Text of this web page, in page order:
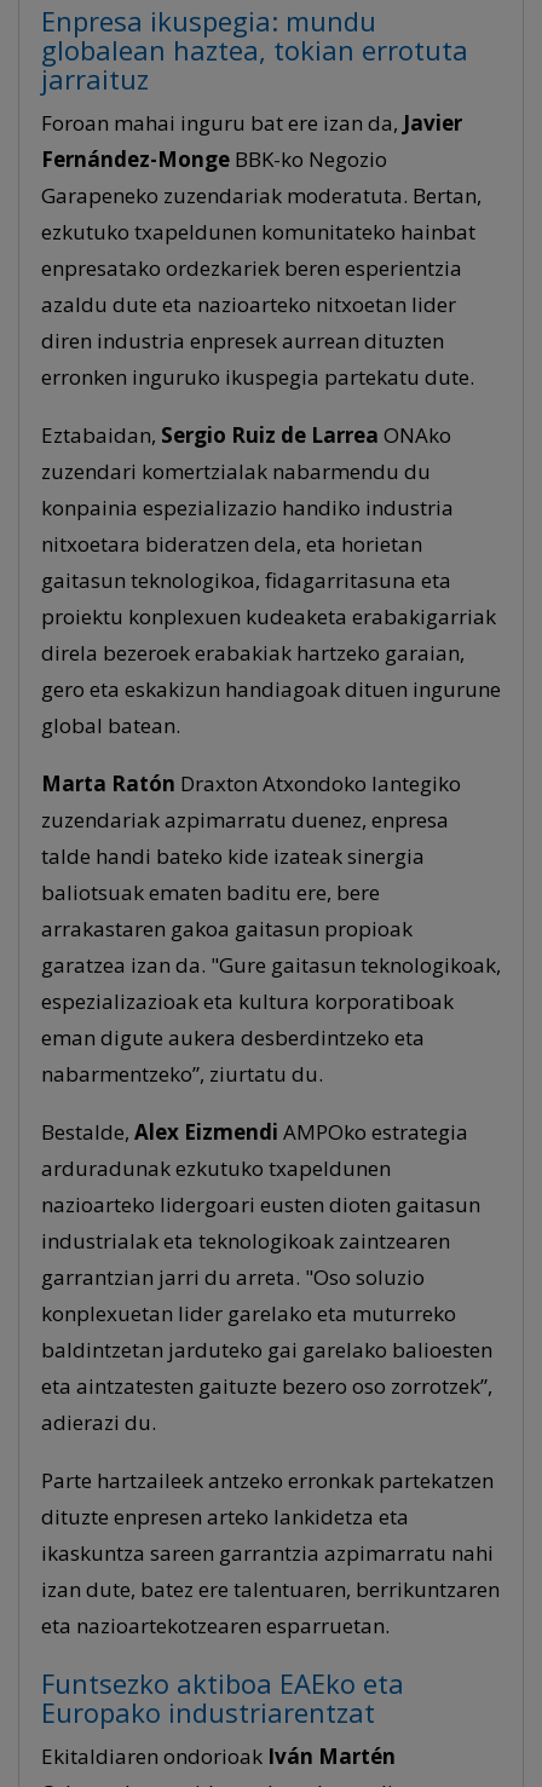
Enpresa ikuspegia: mundu
globalean haztea, tokian errotuta
jarraituz
Foroan mahai inguru bat ere izan da, Javier
Fernández-Monge BBK-ko Negozio
Garapeneko zuzendariak moderatuta. Bertan,
ezkutuko txapeldunen komunitateko hainbat
enpresatako ordezkariek beren esperientzia
azaldu dute eta nazioarteko nitxoetan lider
diren industria enpresek aurrean dituzten
erronken inguruko ikuspegia partekatu dute.
Eztabaidan, Sergio Ruiz de Larrea ONAko
zuzendari komertzialak nabarmendu du
konpainia espezializazio handiko industria
nitxoetara bideratzen dela, eta horietan
gaitasun teknologikoa, fidagarritasuna eta
proiektu konplexuen kudeaketa erabakigarriak
direla bezeroek erabakiak hartzeko garaian,
gero eta eskakizun handiagoak dituen ingurune
global batean.
Marta Ratón Draxton Atxondoko lantegiko
zuzendariak azpimarratu duenez, enpresa
talde handi bateko kide izateak sinergia
baliotsuak ematen baditu ere, bere
arrakastaren gakoa gaitasun propioak
garatzea izan da. "Gure gaitasun teknologikoak,
espezializazioak eta kultura korporatiboak
eman digute aukera desberdintzeko eta
nabarmentzeko”, ziurtatu du.
Bestalde, Alex Eizmendi AMPOko estrategia
arduradunak ezkutuko txapeldunen
nazioarteko lidergoari eusten dioten gaitasun
industrialak eta teknologikoak zaintzearen
garrantzian jarri du arreta. "Oso soluzio
konplexuetan lider garelako eta muturreko
baldintzetan jarduteko gai garelako balioesten
eta aintzatesten gaituzte bezero oso zorrotzek”,
adierazi du.
Parte hartzaileek antzeko erronkak partekatzen
dituzte enpresen arteko lankidetza eta
ikaskuntza sareen garrantzia azpimarratu nahi
izan dute, batez ere talentuaren, berrikuntzaren
eta nazioartekotzearen esparruetan.
Funtsezko aktiboa EAEko eta
Europako industriarentzat
Ekitaldiaren ondorioak Iván Martén